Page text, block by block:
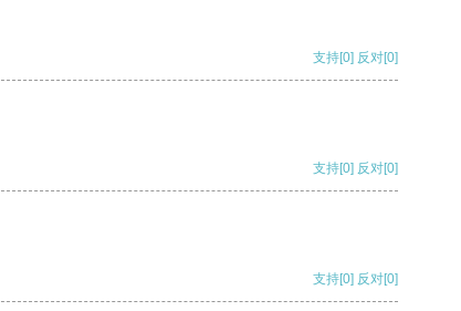
支持[0] 反对[0]
支持[0] 反对[0]
支持[0] 反对[0]